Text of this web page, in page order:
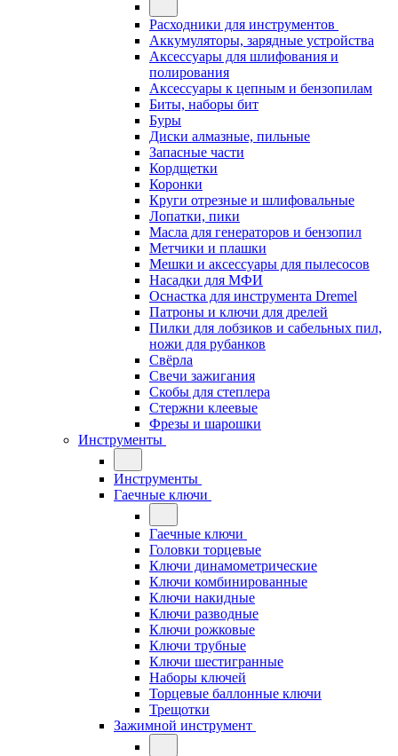
Расходники для инструментов
Аккумуляторы, зарядные устройства
Аксессуары для шлифования и
полирования
Аксессуары к цепным и бензопилам
Биты, наборы бит
Буры
Диски алмазные, пильные
Запасные части
Кордщетки
Коронки
Круги отрезные и шлифовальные
Лопатки, пики
Масла для генераторов и бензопил
Метчики и плашки
Мешки и аксессуары для пылесосов
Насадки для МФИ
Оснастка для инструмента Dremel
Патроны и ключи для дрелей
Пилки для лобзиков и сабельных пил,
ножи для рубанков
Свёрла
Свечи зажигания
Скобы для степлера
Стержни клеевые
Фрезы и шарошки
Инструменты
Инструменты
Гаечные ключи
Гаечные ключи
Головки торцевые
Ключи динамометрические
Ключи комбинированные
Ключи накидные
Ключи разводные
Ключи рожковые
Ключи трубные
Ключи шестигранные
Наборы ключей
Торцевые баллонные ключи
Трещотки
Зажимной инструмент